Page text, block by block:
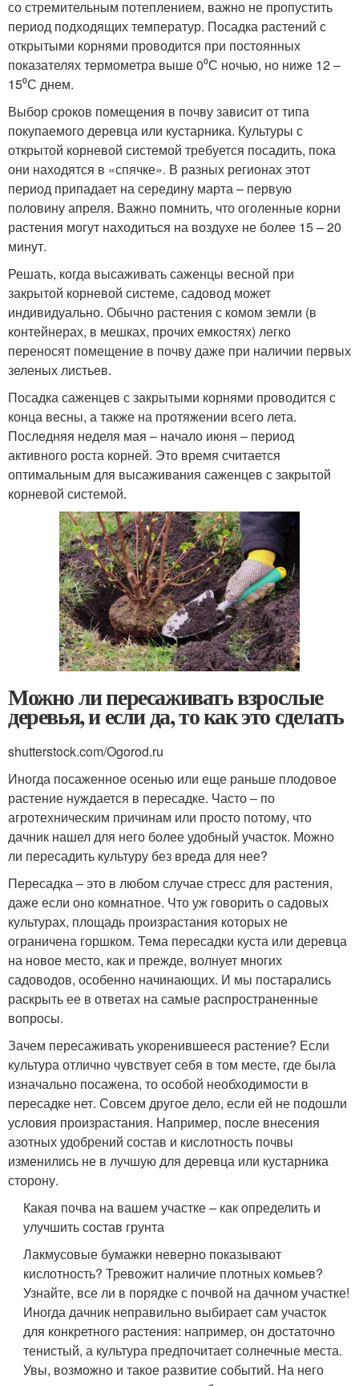
со стремительным потеплением, важно не пропустить
период подходящих температур. Посадка растений с
открытыми корнями проводится при постоянных
показателях термометра выше 0⁰С ночью, но ниже 12 –
15⁰С днем.
Выбор сроков помещения в почву зависит от типа
покупаемого деревца или кустарника. Культуры с
открытой корневой системой требуется посадить, пока
они находятся в «спячке». В разных регионах этот
период припадает на середину марта – первую
половину апреля. Важно помнить, что оголенные корни
растения могут находиться на воздухе не более 15 – 20
минут.
Решать, когда высаживать саженцы весной при
закрытой корневой системе, садовод может
индивидуально. Обычно растения с комом земли (в
контейнерах, в мешках, прочих емкостях) легко
переносят помещение в почву даже при наличии первых
зеленых листьев.
Посадка саженцев с закрытыми корнями проводится с
конца весны, а также на протяжении всего лета.
Последняя неделя мая – начало июня – период
активного роста корней. Это время считается
оптимальным для высаживания саженцев с закрытой
корневой системой.
Можно ли пересаживать взрослые
деревья, и если да, то как это сделать
shutterstock.com/Ogorod.ru
Иногда посаженное осенью или еще раньше плодовое
растение нуждается в пересадке. Часто – по
агротехническим причинам или просто потому, что
дачник нашел для него более удобный участок. Можно
ли пересадить культуру без вреда для нее?
Пересадка – это в любом случае стресс для растения,
даже если оно комнатное. Что уж говорить о садовых
культурах, площадь произрастания которых не
ограничена горшком. Тема пересадки куста или деревца
на новое место, как и прежде, волнует многих
садоводов, особенно начинающих. И мы постарались
раскрыть ее в ответах на самые распространенные
вопросы.
Зачем пересаживать укоренившееся растение? Если
культура отлично чувствует себя в том месте, где была
изначально посажена, то особой необходимости в
пересадке нет. Совсем другое дело, если ей не подошли
условия произрастания. Например, после внесения
азотных удобрений состав и кислотность почвы
изменились не в лучшую для деревца или кустарника
сторону.
Какая почва на вашем участке – как определить и
улучшить состав грунта
Лакмусовые бумажки неверно показывают
кислотность? Тревожит наличие плотных комьев?
Узнайте, все ли в порядке с почвой на дачном участке!
Иногда дачник неправильно выбирает сам участок
для конкретного растения: например, он достаточно
тенистый, а культура предпочитает солнечные места.
Увы, возможно и такое развитие событий. На него